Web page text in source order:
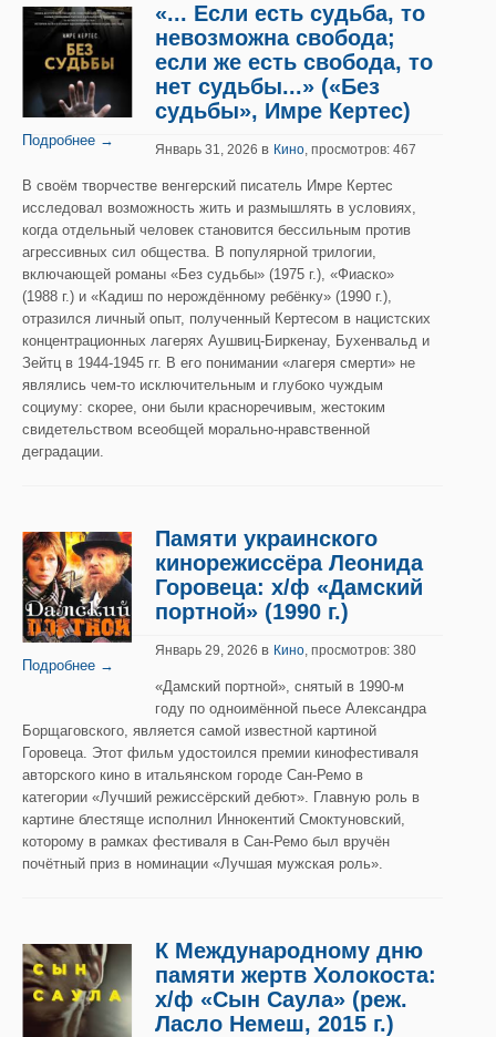
Подробнее →
«... Если есть судьба, то
невозможна свобода;
если же есть свобода, то
нет судьбы...» («Без
судьбы», Имре Кертес)
Январь 31, 2026 в Кино, просмотров: 467
В своём творчестве венгерский писатель Имре Кертес
исследовал возможность жить и размышлять в условиях,
когда отдельный человек становится бессильным против
агрессивных сил общества. В популярной трилогии,
включающей романы «Без судьбы» (1975 г.), «Фиаско»
(1988 г.) и «Кадиш по нерождённому ребёнку» (1990 г.),
отразился личный опыт, полученный Кертесом в нацистских
концентрационных лагерях Аушвиц-Биркенау, Бухенвальд и
Зейтц в 1944-1945 гг. В его понимании «лагеря смерти» не
являлись чем-то исключительным и глубоко чуждым
социуму: скорее, они были красноречивым, жестоким
свидетельством всеобщей морально-нравственной
деградации.
Подробнее →
Памяти украинского
кинорежиссёра Леонида
Горовеца: х/ф «Дамский
портной» (1990 г.)
Январь 29, 2026 в Кино, просмотров: 380
«Дамский портной», снятый в 1990-м
году по одноимённой пьесе Александра
Борщаговского, является самой известной картиной
Горовеца. Этот фильм удостоился премии кинофестиваля
авторского кино в итальянском городе Сан-Ремо в
категории «Лучший режиссёрский дебют». Главную роль в
картине блестяще исполнил Иннокентий Смоктуновский,
которому в рамках фестиваля в Сан-Ремо был вручён
почётный приз в номинации «Лучшая мужская роль».
К Международному дню
памяти жертв Холокоста:
х/ф «Сын Саула» (реж.
Ласло Немеш, 2015 г.)